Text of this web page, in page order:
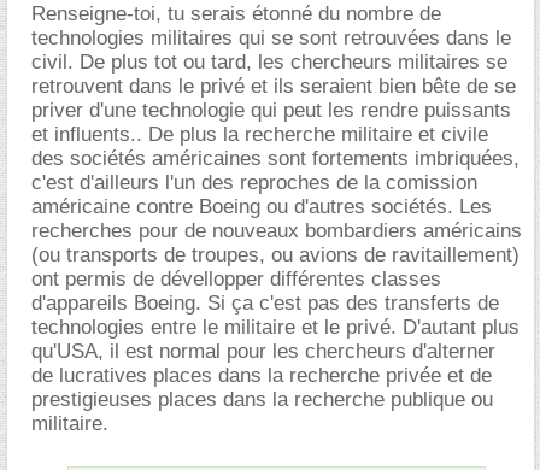
Renseigne-toi, tu serais étonné du nombre de
technologies militaires qui se sont retrouvées dans le
civil. De plus tot ou tard, les chercheurs militaires se
retrouvent dans le privé et ils seraient bien bête de se
priver d'une technologie qui peut les rendre puissants
et influents.. De plus la recherche militaire et civile
des sociétés américaines sont fortements imbriquées,
c'est d'ailleurs l'un des reproches de la comission
américaine contre Boeing ou d'autres sociétés. Les
recherches pour de nouveaux bombardiers américains
(ou transports de troupes, ou avions de ravitaillement)
ont permis de dévellopper différentes classes
d'appareils Boeing. Si ça c'est pas des transferts de
technologies entre le militaire et le privé. D'autant plus
qu'USA, il est normal pour les chercheurs d'alterner
de lucratives places dans la recherche privée et de
prestigieuses places dans la recherche publique ou
militaire.